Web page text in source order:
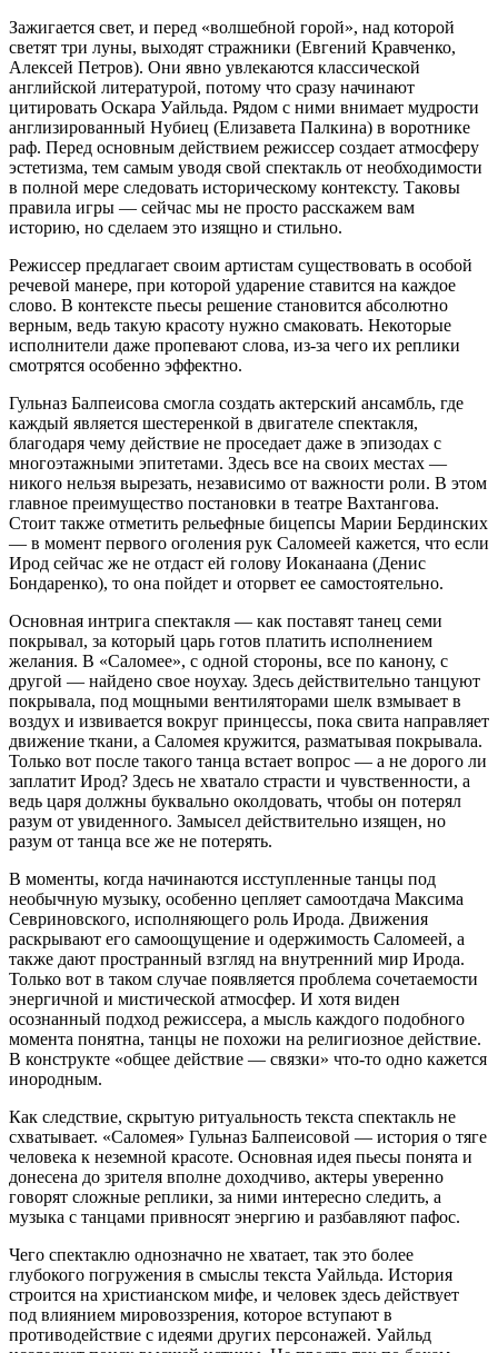
Зажигается свет, и перед «волшебной горой», над которой
светят три луны, выходят стражники (Евгений Кравченко,
Алексей Петров). Они явно увлекаются классической
английской литературой, потому что сразу начинают
цитировать Оскара Уайльда. Рядом с ними внимает мудрости
англизированный Нубиец (Елизавета Палкина) в воротнике
раф. Перед основным действием режиссер создает атмосферу
эстетизма, тем самым уводя свой спектакль от необходимости
в полной мере следовать историческому контексту. Таковы
правила игры — сейчас мы не просто расскажем вам
историю, но сделаем это изящно и стильно.
Режиссер предлагает своим артистам существовать в особой
речевой манере, при которой ударение ставится на каждое
слово. В контексте пьесы решение становится абсолютно
верным, ведь такую красоту нужно смаковать. Некоторые
исполнители даже пропевают слова, из-за чего их реплики
смотрятся особенно эффектно.
Гульназ Балпеисова смогла создать актерский ансамбль, где
каждый является шестеренкой в двигателе спектакля,
благодаря чему действие не проседает даже в эпизодах с
многоэтажными эпитетами. Здесь все на своих местах —
никого нельзя вырезать, независимо от важности роли. В этом
главное преимущество постановки в театре Вахтангова.
Стоит также отметить рельефные бицепсы Марии Бердинских
— в момент первого оголения рук Саломеей кажется, что если
Ирод сейчас же не отдаст ей голову Иоканаана (Денис
Бондаренко), то она пойдет и оторвет ее самостоятельно.
Основная интрига спектакля — как поставят танец семи
покрывал, за который царь готов платить исполнением
желания. В «Саломее», с одной стороны, все по канону, с
другой — найдено свое ноухау. Здесь действительно танцуют
покрывала, под мощными вентиляторами шелк взмывает в
воздух и извивается вокруг принцессы, пока свита направляет
движение ткани, а Саломея кружится, разматывая покрывала.
Только вот после такого танца встает вопрос — а не дорого ли
заплатит Ирод? Здесь не хватало страсти и чувственности, а
ведь царя должны буквально околдовать, чтобы он потерял
разум от увиденного. Замысел действительно изящен, но
разум от танца все же не потерять.
В моменты, когда начинаются исступленные танцы под
необычную музыку, особенно цепляет самоотдача Максима
Севриновского, исполняющего роль Ирода. Движения
раскрывают его самоощущение и одержимость Саломеей, а
также дают пространный взгляд на внутренний мир Ирода.
Только вот в таком случае появляется проблема сочетаемости
энергичной и мистической атмосфер. И хотя виден
осознанный подход режиссера, а мысль каждого подобного
момента понятна, танцы не похожи на религиозное действие.
В конструкте «общее действие — связки» что-то одно кажется
инородным.
Как следствие, скрытую ритуальность текста спектакль не
схватывает. «Саломея» Гульназ Балпеисовой — история о тяге
человека к неземной красоте. Основная идея пьесы понята и
донесена до зрителя вполне доходчиво, актеры уверенно
говорят сложные реплики, за ними интересно следить, а
музыка с танцами привносят энергию и разбавляют пафос.
Чего спектаклю однозначно не хватает, так это более
глубокого погружения в смыслы текста Уайльда. История
строится на христианском мифе, и человек здесь действует
под влиянием мировоззрения, которое вступают в
противодействие с идеями других персонажей. Уайльд